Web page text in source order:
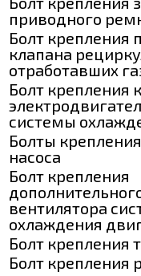
приводного
Болт крепления
клапана
отработавших
Болт крепления
системы
Болты
насоса
Болт крепления
вентилятора
охлаждения
Болт крепления
Болт крепления